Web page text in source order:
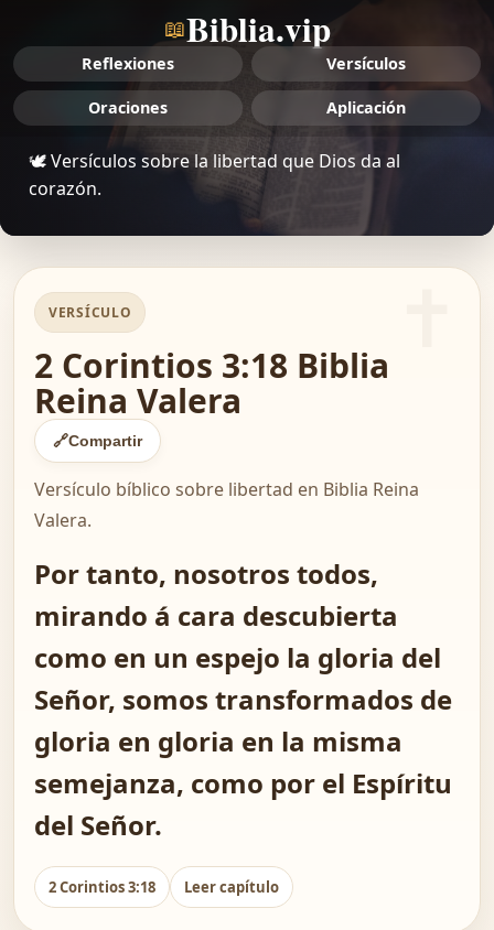
📖Biblia.vip
Reflexiones Versículos
Oraciones Aplicación
🕊 Versículos sobre la libertad que Dios da al
corazón.
VERSÍCULO
2 Corintios 3:18 Biblia
Reina Valera
🔗Compartir
Versículo bíblico sobre libertad en Biblia Reina
Valera.
Por tanto, nosotros todos,
mirando á cara descubierta
como en un espejo la gloria del
Señor, somos transformados de
gloria en gloria en la misma
semejanza, como por el Espíritu
del Señor.
2 Corintios 3:18 Leer capítulo